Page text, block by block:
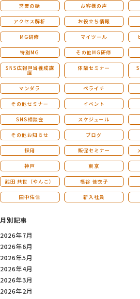
営業の話 お客様の声
アクセス解析 お役立ち情報
MG研修 マイツール
特別MG その他MG研修
SNS広報担当養成講
座
体験セミナー
マンダラ ペライチ
その他セミナー イベント
SNS相談会 スケジュール
その他お知らせ ブログ
採用 販促セミナー
神戸 東京
武田 共世（やんこ） 福谷 佳衣子
田中佑佳 新入社員
月別記事
2026年7月
2026年6月
2026年5月
2026年4月
2026年3月
2026年2月